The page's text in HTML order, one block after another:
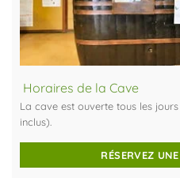
Horaires de la Cave
La cave est ouverte tous les
inclus).
RÉSERVEZ